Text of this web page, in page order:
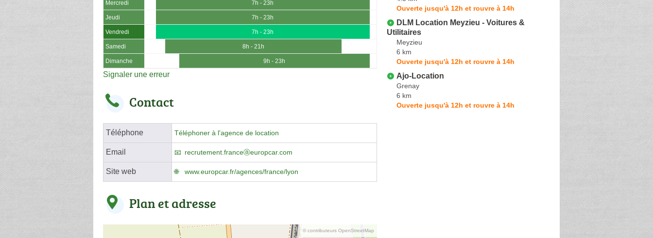
Mercredi 7h - 23h
Jeudi 7h - 23h
Vendredi 7h - 23h
Samedi 8h - 21h
Dimanche 9h - 23h
Signaler une erreur
Contact
Téléphone Téléphoner à l'agence de location
Email recrutement.franceⓐeuropcar.com
Site web www.europcar.fr/agences/france/lyon
Plan et adresse
© contributeurs OpenStreetMap
Ouverte jusqu'à 12h et rouvre à 14h
DLM Location Meyzieu - Voitures &
Utilitaires
Meyzieu
6 km
Ouverte jusqu'à 12h et rouvre à 14h
Ajo-Location
Grenay
6 km
Ouverte jusqu'à 12h et rouvre à 14h